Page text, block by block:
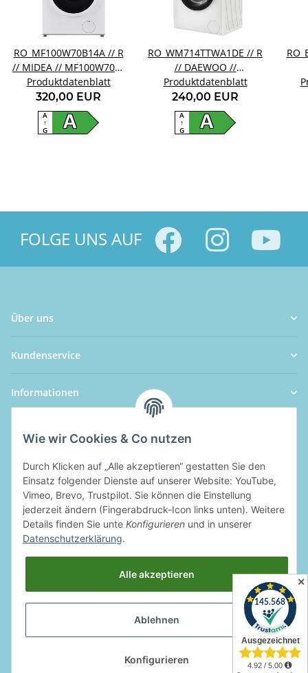
RO_MF100W70B14A // R
// MIDEA // MF100W70B-
14A
Produktdatenblatt
320,00 EUR
A
A
↑
G
RO_WM714TTWA1DE // R
// DAEWOO //
WM714TTWA1DE
Produktdatenblatt
240,00 EUR
A
A
↑
G
FOLGE UNS AUF
Über uns
Kundenservice
Informationen
Wie wir Cookies & Co nutzen
Durch Klicken auf „Alle akzeptieren“ gestatten Sie den
Einsatz folgender Dienste auf unserer Website: YouTube,
Vimeo, Brevo, Trustpilot. Sie können die Einstellung
jederzeit ändern (Fingerabdruck-Icon links unten). Weitere
Details finden Sie unte Konfigurieren und in unserer
Datenschutzerklärung.
Alle akzeptieren
Ablehnen
Konfigurieren
✕